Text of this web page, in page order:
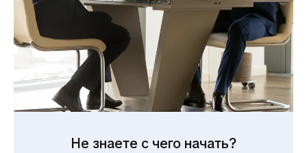
инфраструктура
Современные больницы, международные
школы, торговые центры и высокий
уровень сервиса обеспечивают комфорт
для жизни и отдыха.
Не знаете с чего начать?